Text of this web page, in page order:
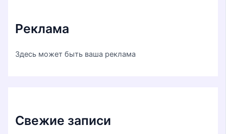
Реклама
Здесь может быть ваша реклама
Свежие записи